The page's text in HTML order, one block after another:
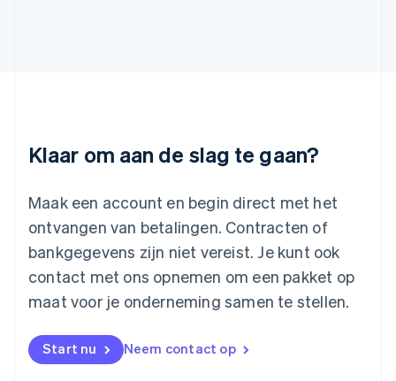
Klaar om aan de slag te gaan?
Maak een account en begin direct met het
ontvangen van betalingen. Contracten of
bankgegevens zijn niet vereist. Je kunt ook
contact met ons opnemen om een pakket op
maat voor je onderneming samen te stellen.
Start nu Neem contact op
Litouwen
Luxemburg
Maleisië
English简体中文
Malta
English
Mexico
Nederland
NederlandsEnglish